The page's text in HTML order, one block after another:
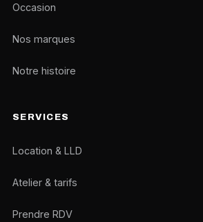
Occasion
Nos marques
Notre histoire
SERVICES
Location & LLD
Atelier & tarifs
Prendre RDV